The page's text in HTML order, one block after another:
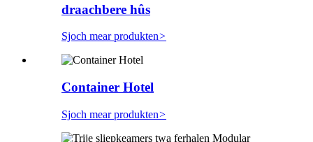
draachbere hûs
Sjoch mear produkten>
Container Hotel
Sjoch mear produkten>